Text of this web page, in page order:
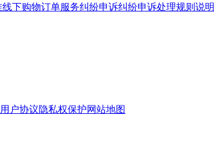
线下购物订单服务纠纷申诉纠纷申诉处理规则说明
用户协议隐私权保护网站地图